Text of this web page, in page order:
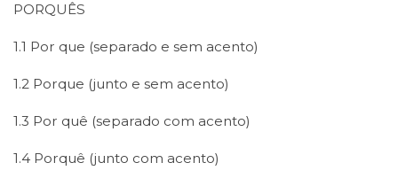
1.1 Por que (separado e sem acento)
1.2 Porque (junto e sem acento)
1.3 Por quê (separado com acento)
1.4 Porquê (junto com acento)